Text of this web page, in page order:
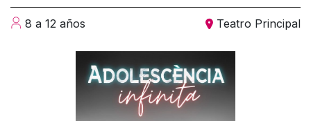
8 a 12 años Teatro Principal